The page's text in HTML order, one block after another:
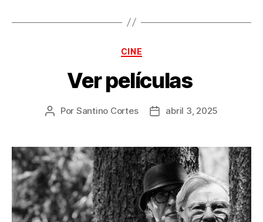
Categorías
CINE
Ver películas
Autor
publicación
Por Santino Cortes
Fecha
publicación
abril 3, 2025